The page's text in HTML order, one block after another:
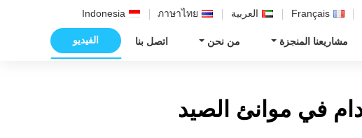
Français العربية ภาษาไทย
Indonesia
مشاريعنا المنجزة من نحن اتصل بنا الفيديو